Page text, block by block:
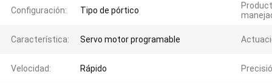
Configuración: Tipo de pórtico
Característica: Servo motor programable
Velocidad: Rápido